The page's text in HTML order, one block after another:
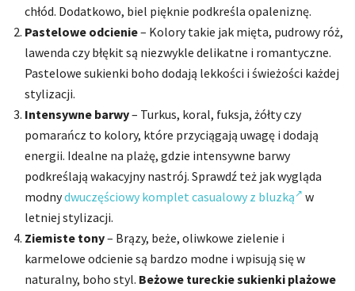
chłód. Dodatkowo, biel pięknie podkreśla opaleniznę.
Pastelowe odcienie– Kolory takie jak mięta, pudrowy róż,
lawenda czy błękit są niezwykle delikatne i romantyczne.
Pastelowe sukienki boho dodają lekkości i świeżości każdej
stylizacji.
Intensywne barwy– Turkus, koral, fuksja, żółty czy
pomarańcz to kolory, które przyciągają uwagę i dodają
energii. Idealne na plażę, gdzie intensywne barwy
podkreślają wakacyjny nastrój. Sprawdź też jak wygląda
modnydwuczęściowy komplet casualowy z bluzką
w
letniej stylizacji.
Ziemiste tony– Brązy, beże, oliwkowe zielenie i
karmelowe odcienie są bardzo modne i wpisują się w
naturalny, boho styl. Beżowe tureckie sukienki plażowe